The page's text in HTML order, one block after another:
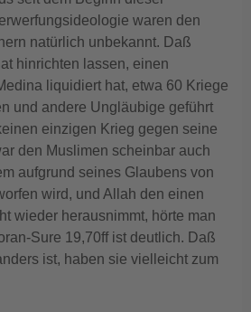
waren den
natürlich unbekannt. Daß
hinrichten lassen, einen
liquidiert hat, etwa 60 Kriege
und andere Ungläubige geführt
einzigen Krieg gegen seine
den Muslimen scheinbar auch
aufgrund seines Glaubens von
wird, und Allah den einen
wieder herausnimmt, hörte man
Sure 19,70ff ist deutlich. Daß
ist, haben sie vielleicht zum